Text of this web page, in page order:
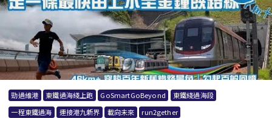
勁過維港 東鐵過海綫上跑 GoSmartGoBeyond
東鐵綫過海段
一程東鐵過海
連接港九新界 載向未來 run2gether